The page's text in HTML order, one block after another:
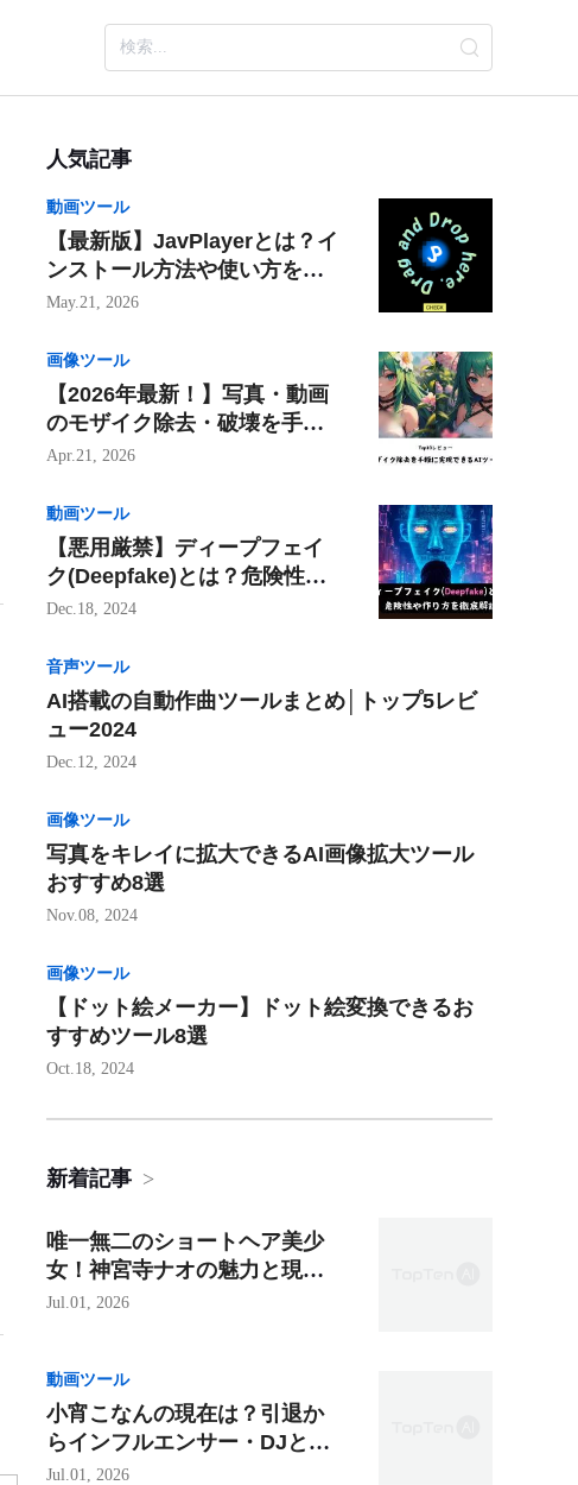
人気記事
動画ツール
【最新版】JavPlayerとは？イ
ンストール方法や使い方をわ
かりやすく解説！
May.21, 2026
画像ツール
【2026年最新！】写真・動画
のモザイク除去・破壊を手軽
に実現できるおすすめツール
Apr.21, 2026
動画ツール
【悪用厳禁】ディープフェイ
ク(Deepfake)とは？危険性や
作り方を徹底解説
Dec.18, 2024
音声ツール
AI搭載の自動作曲ツールまとめ│トップ5レビ
ュー2024
Dec.12, 2024
画像ツール
写真をキレイに拡大できるAI画像拡大ツール
おすすめ8選
Nov.08, 2024
画像ツール
【ドット絵メーカー】ドット絵変換できるお
すすめツール8選
Oct.18, 2024
新着記事 >
唯一無二のショートヘア美少
女！神宮寺ナオの魅力と現在
の活躍を徹底解説【2026年最
Jul.01, 2026
動画ツール
小宵こなんの現在は？引退か
らインフルエンサー・DJとし
ての新たな活動まで徹底解説
Jul.01, 2026